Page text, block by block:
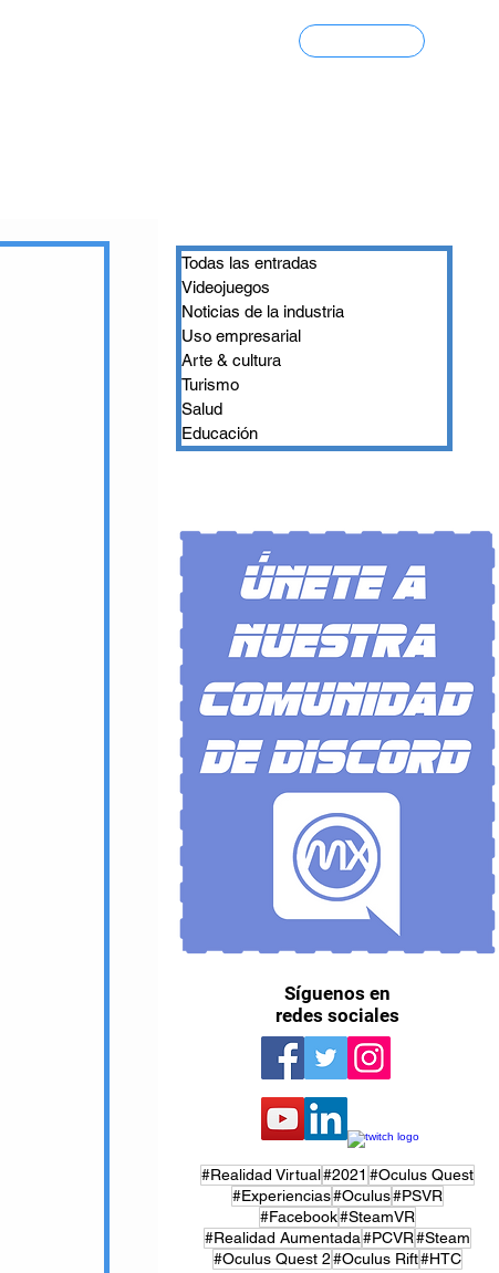
Todas las entradas
Videojuegos
Noticias de la industria
Uso empresarial
Arte & cultura
Turismo
Salud
Educación
Síguenos en
redes sociales
#Realidad Virtual#2021 #Oculus Quest
#Experiencias#Oculus#PSVR
#Facebook#SteamVR
#Realidad Aumentada#PCVR#Steam
#Oculus Quest 2#Oculus Rift#HTC